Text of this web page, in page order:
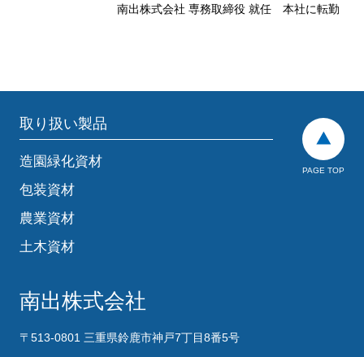
南出株式会社 専務取締役 就任 本社に転勤
PAGE TOP
取り扱い製品
造園緑化資材
包装資材
農業資材
土木資材
南出株式会社
〒513-0801 三重県鈴鹿市神戸7丁目8番5号